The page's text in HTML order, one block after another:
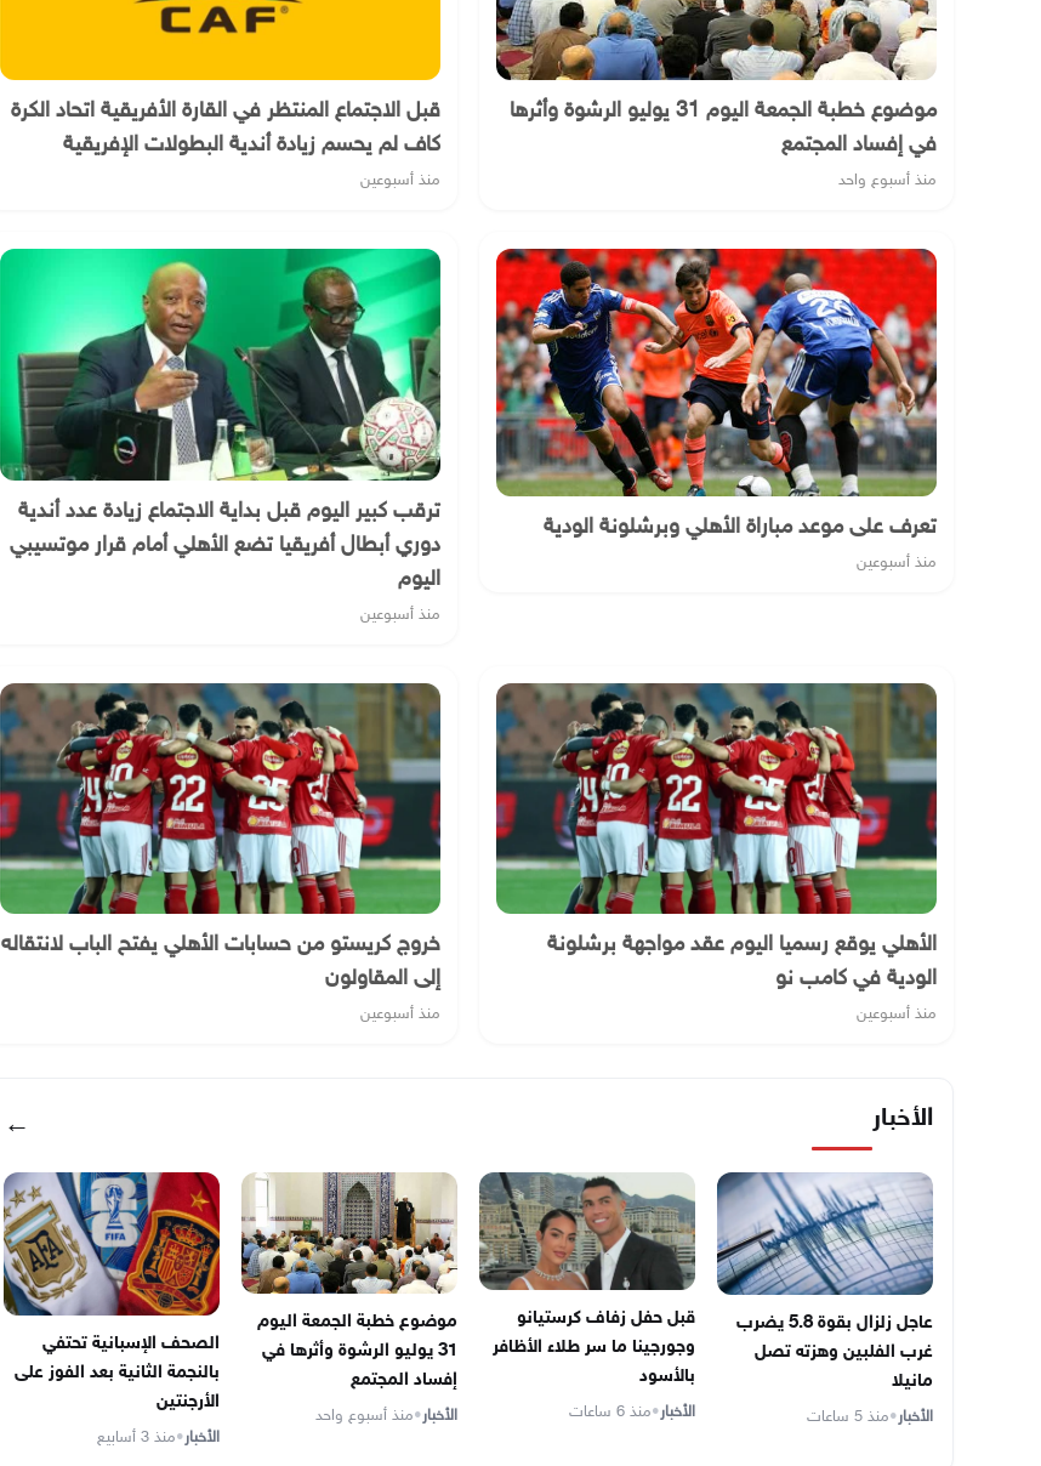
موضوع خطبة الجمعة اليوم 31 يوليو الرشوة وأثرها
في إفساد المجتمع
منذ أسبوع واحد
قبل الاجتماع المنتظر في القارة الأفريقية اتحاد الكرة
كاف لم يحسم زيادة أندية البطولات الإفريقية
منذ أسبوعين
تعرف على موعد مباراة الأهلي وبرشلونة الودية
منذ أسبوعين
ترقب كبير اليوم قبل بداية الاجتماع زيادة عدد أندية
دوري أبطال أفريقيا تضع الأهلي أمام قرار موتسيبي
اليوم
منذ أسبوعين
الأهلي يوقع رسميا اليوم عقد مواجهة برشلونة
الودية في كامب نو
منذ أسبوعين
خروج كريستو من حسابات الأهلي يفتح الباب لانتقاله
إلى المقاولون
منذ أسبوعين
الأخبار ←
عاجل زلزال بقوة 5.8 يضرب
غرب الفلبين وهزته تصل
مانيلا
الأخبار•منذ 5 ساعات
قبل حفل زفاف كرستيانو
وجورجينا ما سر طلاء الأظافر
بالأسود
الأخبار•منذ 6 ساعات
موضوع خطبة الجمعة اليوم
31 يوليو الرشوة وأثرها في
إفساد المجتمع
الأخبار•منذ أسبوع واحد
الصحف الإسبانية تحتفي
بالنجمة الثانية بعد الفوز على
الأرجنتين
الأخبار•منذ 3 أسابيع